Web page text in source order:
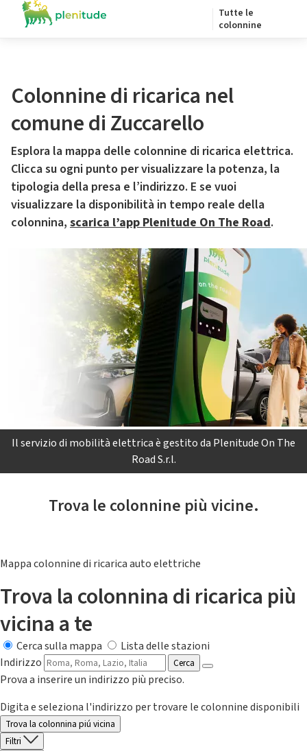
Tutte le
colonnine
Colonnine di ricarica nel
comune di Zuccarello
Esplora la mappa delle colonnine di ricarica elettrica.
Clicca su ogni punto per visualizzare la potenza, la
tipologia della presa e l’indirizzo. E se vuoi
visualizzare la disponibilità in tempo reale della
colonnina, scarica l’app Plenitude On The Road.
Il servizio di mobilità elettrica è gestito da Plenitude On The
Road S.r.l.
Trova le colonnine più vicine.
Mappa colonnine di ricarica auto elettriche
Trova la colonnina di ricarica più
vicina a te
Cerca sulla mappa
Lista delle stazioni
Indirizzo
Cerca
Prova a inserire un indirizzo più preciso.
Digita e seleziona l'indirizzo per trovare le colonnine disponibili
Trova la colonnina piú vicina
Filtri